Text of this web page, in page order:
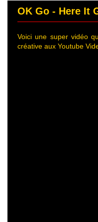
OK Go - Here It
Voici une super vidéo
créative aux Youtube